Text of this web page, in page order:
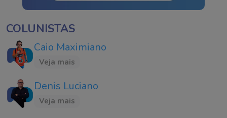
COLUNISTAS
Caio Maximiano
Veja mais
Denis Luciano
Veja mais